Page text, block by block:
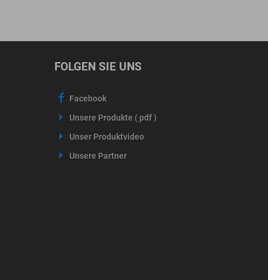
FOLGEN SIE UNS
Facebook
Unsere Produkte ( pdf )
Unser Produktvideo
Unsere Partner